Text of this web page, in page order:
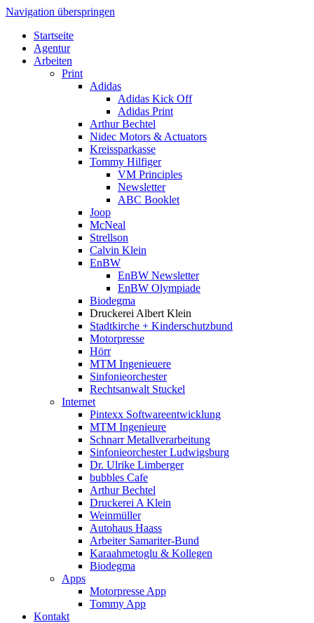
Navigation überspringen
Startseite
Agentur
Arbeiten
Print
Adidas
Adidas Kick Off
Adidas Print
Arthur Bechtel
Nidec Motors & Actuators
Kreissparkasse
Tommy Hilfiger
VM Principles
Newsletter
ABC Booklet
Joop
McNeal
Strellson
Calvin Klein
EnBW
EnBW Newsletter
EnBW Olympiade
Biodegma
Druckerei Albert Klein
Stadtkirche + Kinderschutzbund
Motorpresse
Hörr
MTM Ingenieuere
Sinfonieorchester
Rechtsanwalt Stuckel
Internet
Pintexx Softwareentwicklung
MTM Ingenieure
Schnarr Metallverarbeitung
Sinfonieorchester Ludwigsburg
Dr. Ulrike Limberger
bubbles Cafe
Arthur Bechtel
Druckerei A Klein
Weinmüller
Autohaus Haass
Arbeiter Samariter-Bund
Karaahmetoglu & Kollegen
Biodegma
Apps
Motorpresse App
Tommy App
Kontakt